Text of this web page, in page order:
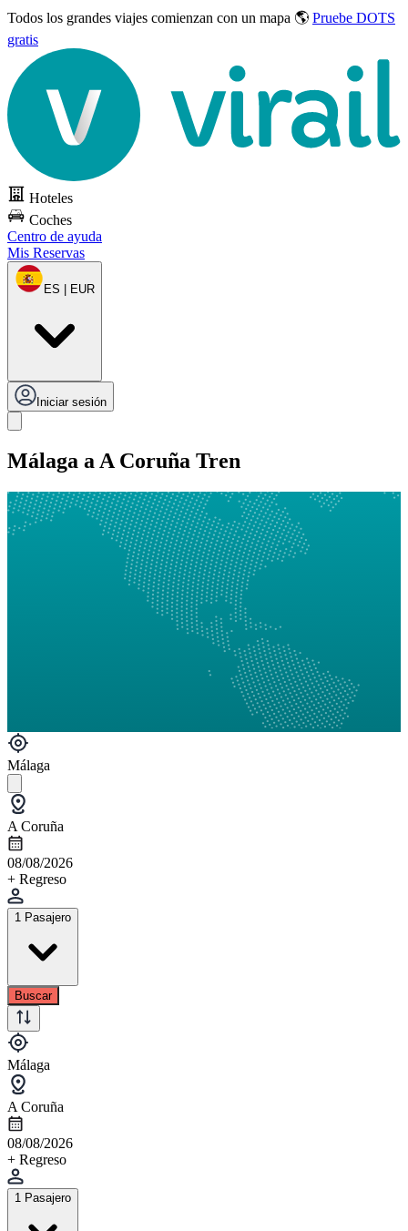
Todos los grandes viajes comienzan con un mapa 🌎 Pruebe DOTS
gratis
Hoteles
Coches
Centro de ayuda
Mis Reservas
ES | EUR
Iniciar sesión
Málaga a A Coruña Tren
Málaga
A Coruña
08/08/2026
+ Regreso
1 Pasajero
Buscar
Málaga
A Coruña
08/08/2026
+ Regreso
1 Pasajero